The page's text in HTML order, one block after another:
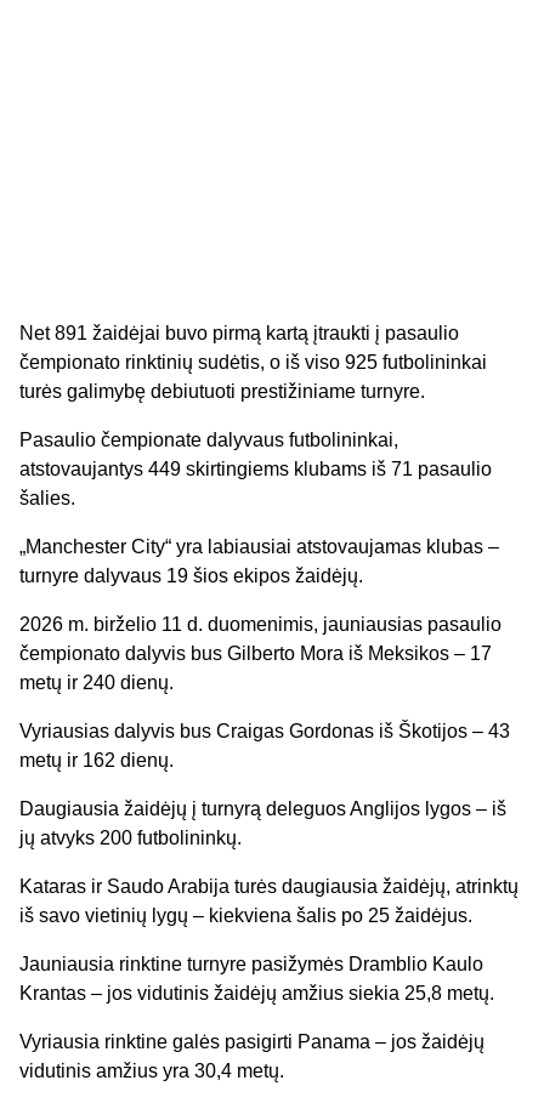
Net 891 žaidėjai buvo pirmą kartą įtraukti į pasaulio
čempionato rinktinių sudėtis, o iš viso 925 futbolininkai
turės galimybę debiutuoti prestižiniame turnyre.
Pasaulio čempionate dalyvaus futbolininkai,
atstovaujantys 449 skirtingiems klubams iš 71 pasaulio
šalies.
„Manchester City“ yra labiausiai atstovaujamas klubas –
turnyre dalyvaus 19 šios ekipos žaidėjų.
2026 m. birželio 11 d. duomenimis, jauniausias pasaulio
čempionato dalyvis bus Gilberto Mora iš Meksikos – 17
metų ir 240 dienų.
Vyriausias dalyvis bus Craigas Gordonas iš Škotijos – 43
metų ir 162 dienų.
Daugiausia žaidėjų į turnyrą deleguos Anglijos lygos – iš
jų atvyks 200 futbolininkų.
Kataras ir Saudo Arabija turės daugiausia žaidėjų, atrinktų
iš savo vietinių lygų – kiekviena šalis po 25 žaidėjus.
Jauniausia rinktine turnyre pasižymės Dramblio Kaulo
Krantas – jos vidutinis žaidėjų amžius siekia 25,8 metų.
Vyriausia rinktine galės pasigirti Panama – jos žaidėjų
vidutinis amžius yra 30,4 metų.